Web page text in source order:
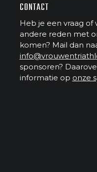
CONTACT
Heb je een vraag of
andere reden met
komen? Mail dan
sponsoren?
informatie op onze